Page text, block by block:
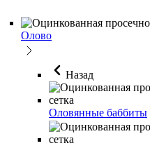
Олово
Назад
Оловянные баббиты